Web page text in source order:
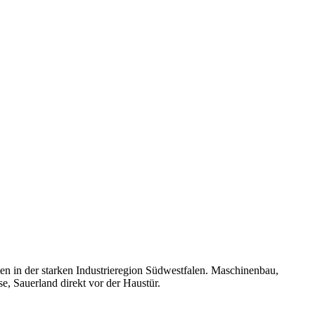
in der starken Industrieregion Südwestfalen. Maschinenbau,
Sauerland direkt vor der Haustür.